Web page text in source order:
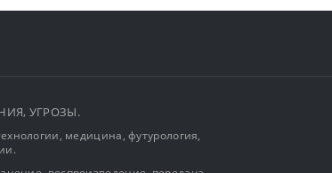
УГРОЗЫ.
медицина, футурология,